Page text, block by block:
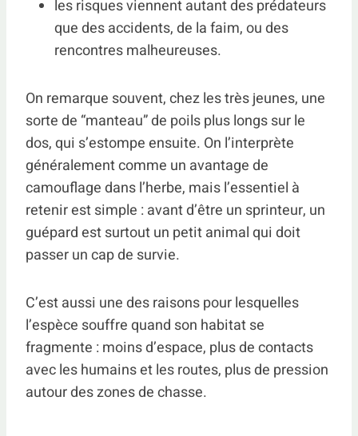
les risques viennent autant des prédateurs
que des accidents, de la faim, ou des
rencontres malheureuses.
On remarque souvent, chez les très jeunes, une
sorte de “manteau” de poils plus longs sur le
dos, qui s’estompe ensuite. On l’interprète
généralement comme un avantage de
camouflage dans l’herbe, mais l’essentiel à
retenir est simple : avant d’être un sprinteur, un
guépard est surtout un petit animal qui doit
passer un cap de survie.
C’est aussi une des raisons pour lesquelles
l’espèce souffre quand son habitat se
fragmente : moins d’espace, plus de contacts
avec les humains et les routes, plus de pression
autour des zones de chasse.